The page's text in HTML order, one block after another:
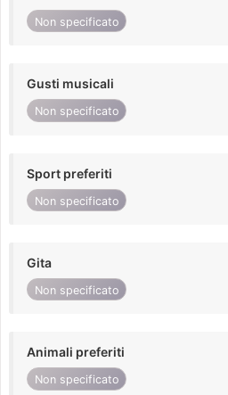
Non specificato
Gusti musicali
Non specificato
Sport preferiti
Non specificato
Gita
Non specificato
Animali preferiti
Non specificato